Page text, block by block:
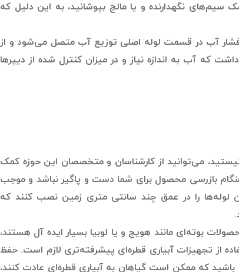
نگهدارنده و یا مالچ بپوشانید، به این دلیل که
فشار آب در قسمت لوله اصلی توزیع آب متصل می‌شود و از
که آب به اندازه نیاز و در میزان کنترل شده از دیپرها
می‌توانید از کارشناسان و متخصصان این حوزه کمک
بازرسی محصول برای شما دست و پاگیر نباشد و موجب
لوله‌ها را در عمق چند سانتی متری زمین نصب کنند که
بوته‌ای مانند هویج و یا لوبیا بسیار ایده آل هستند،
از تجهیزات آبیاری قطره‌ای پیشرفته‌تری لازم است. حفظ
باشید که ممکن است گیاهان به آبیاری قطره‌ای عادت کنند،